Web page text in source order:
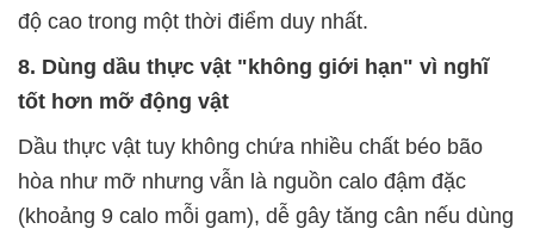
độ cao trong một thời điểm duy nhất.
8. Dùng dầu thực vật "không giới hạn" vì nghĩ
tốt hơn mỡ động vật
Dầu thực vật tuy không chứa nhiều chất béo bão
hòa như mỡ nhưng vẫn là nguồn calo đậm đặc
(khoảng 9 calo mỗi gam), dễ gây tăng cân nếu dùng